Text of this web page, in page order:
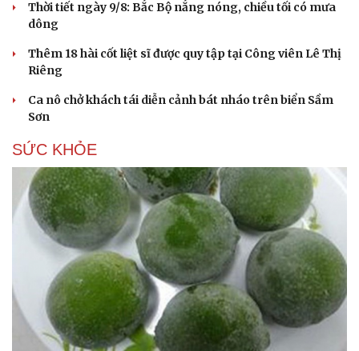
Thời tiết ngày 9/8: Bắc Bộ nắng nóng, chiều tối có mưa
dông
Thêm 18 hài cốt liệt sĩ được quy tập tại Công viên Lê Thị
Riêng
Ca nô chở khách tái diễn cảnh bát nháo trên biển Sầm
Sơn
SỨC KHỎE